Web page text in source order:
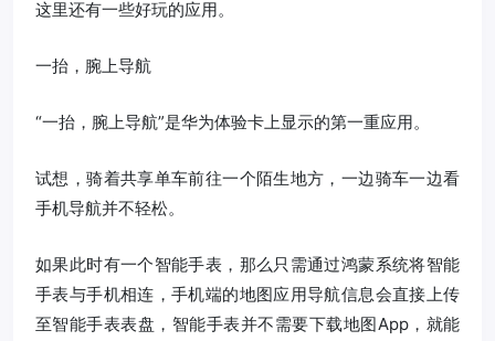
这里还有一些好玩的应用。
一抬，腕上导航
“一抬，腕上导航”是华为体验卡上显示的第一重应用。
试想，骑着共享单车前往一个陌生地方，一边骑车一边看
手机导航并不轻松。
如果此时有一个智能手表，那么只需通过鸿蒙系统将智能
手表与手机相连，手机端的地图应用导航信息会直接上传
至智能手表表盘，智能手表并不需要下载地图App，就能